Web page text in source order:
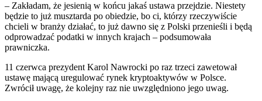
– Zakładam, że jesienią w końcu jakaś ustawa przejdzie. Niestety
będzie to już musztarda po obiedzie, bo ci, którzy rzeczywiście
chcieli w branży działać, to już dawno się z Polski przenieśli i będą
odprowadzać podatki w innych krajach – podsumowała
prawniczka.
11 czerwca prezydent Karol Nawrocki po raz trzeci zawetował
ustawę mającą uregulować rynek kryptoaktywów w Polsce.
Zwrócił uwagę, że kolejny raz nie uwzględniono jego uwag.